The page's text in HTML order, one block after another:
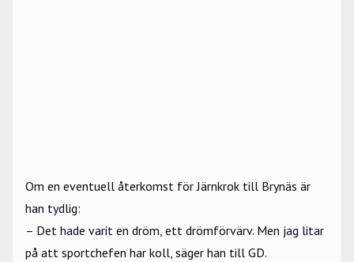
Om en eventuell återkomst för Järnkrok till Brynäs är
han tydlig:
– Det hade varit en dröm, ett drömförvärv. Men jag litar
på att sportchefen har koll, säger han till GD.